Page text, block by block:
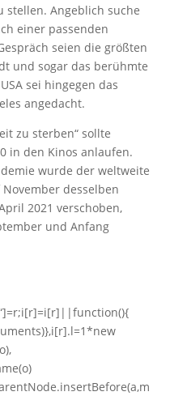
stellen. Angeblich suche
einer passenden
seien die größten
und sogar das berühmte
sei hingegen das
angedacht.
zu sterben“ sollte
in den Kinos anlaufen.
wurde der weltweite
desselben
2021 verschoben,
und Anfang